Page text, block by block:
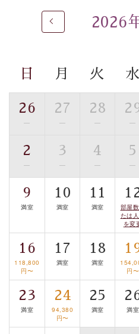
・朝食はこだわりの味噌汁
【温泉】
の効果が高い、極めて希有
るご入浴をお愉しみください。
温泉の成分に合わせ、防菌
す。
ご了承のほどお願いいたし
■貸切温泉風呂 （40分2000円
眺望はございませんが、源
む貸切温泉風呂です。ゆっ
トな空間をお愉しみください
【旅】
■諏訪大社4社を巡る無料参拝
豊富な知識を持ったドライ
案内します。事前ご予約制
2026
日 月 火 水
26
—
27
—
28
— —
2
—
3
—
4
—
5
—
9
満室
10
満室
11
満室
部屋
たは
を変
16
118,800
円〜
17
満室
18
満室
円〜
23
満室
24
94,380
円〜
25
満室 満室